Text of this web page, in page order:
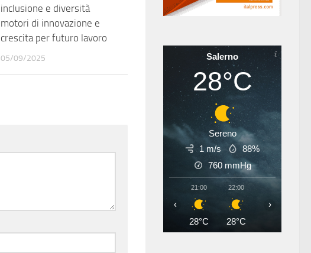
inclusione e diversità
motori di innovazione e
crescita per futuro lavoro
05/09/2025 Salerno
28°C
Sereno
1 m/s
88%
760 mmHg
21:00
28°C
22:00
28°C
‹ ›